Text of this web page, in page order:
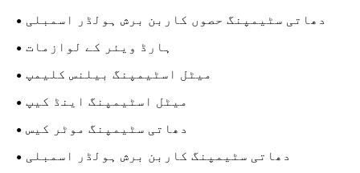
دھاتی سٹیمپنگ حصوں کاربن برش ہولڈر اسمبلی
ہارڈ ویئر کے لوازمات
میٹل اسٹیمپنگ بیلنس کلیمپ
میٹل اسٹیمپنگ اینڈ کیپ
دھاتی سٹیمپنگ موٹر کیس
دھاتی سٹیمپنگ کاربن برش ہولڈر اسمبلی